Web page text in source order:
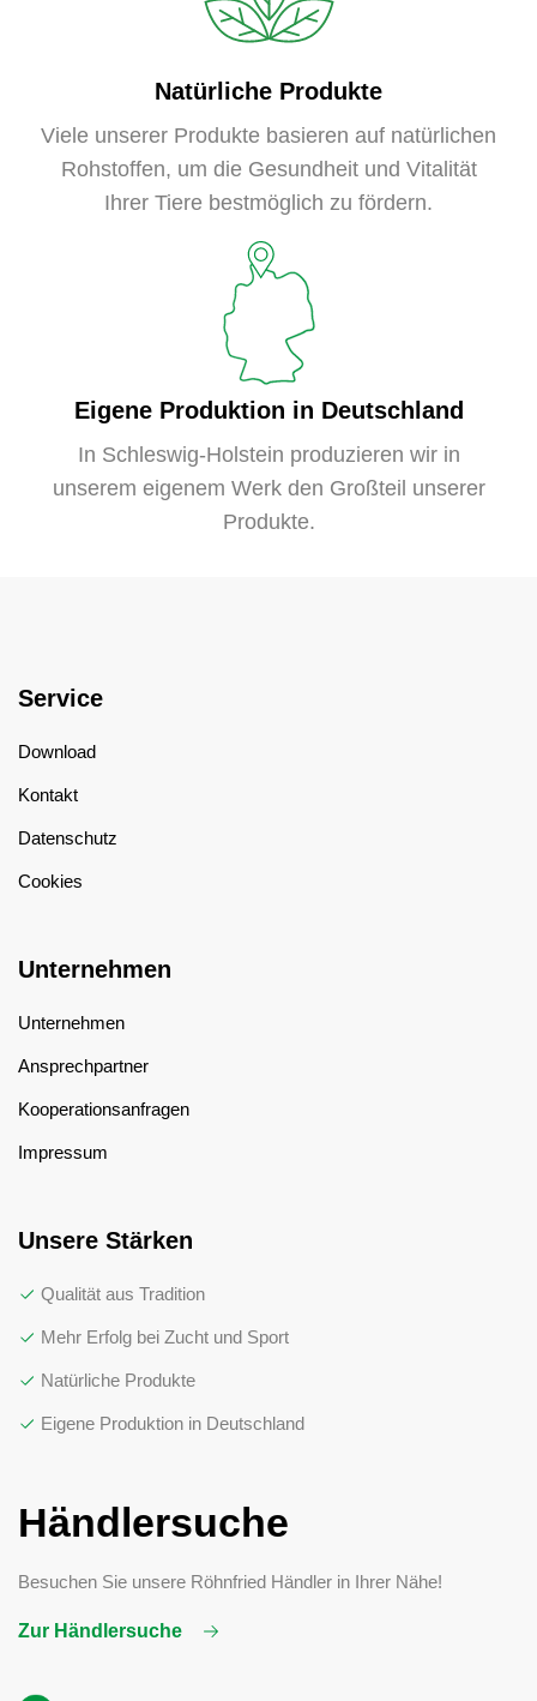
Natürliche Produkte
Viele unserer Produkte basieren auf natürlichen
Rohstoffen, um die Gesundheit und Vitalität
Ihrer Tiere bestmöglich zu fördern.
Eigene Produktion in Deutschland
In Schleswig-Holstein produzieren wir in
unserem eigenem Werk den Großteil unserer
Produkte.
Service
Download
Kontakt
Datenschutz
Cookies
Unternehmen
Unternehmen
Ansprechpartner
Kooperationsanfragen
Impressum
Unsere Stärken
Qualität aus Tradition
Mehr Erfolg bei Zucht und Sport
Natürliche Produkte
Eigene Produktion in Deutschland
Händlersuche
Besuchen Sie unsere Röhnfried Händler in Ihrer Nähe!
Zur Händlersuche